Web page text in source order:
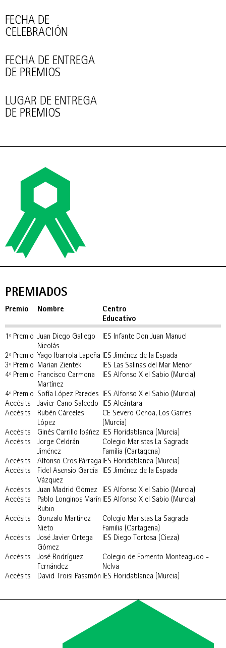
FECHA DE
CELEBRACIÓN
FECHA DE ENTREGA
DE PREMIOS
LUGAR DE ENTREGA
DE PREMIOS
PREMIADOS
Premio Nombre
Centro
Educativo
1º Premio Juan Diego Gallego
Nicolás
IES Infante Don Juan Manuel
2º Premio Yago Ibarrola Lapeña IES Jiménez de la Espada
3º Premio Marian Zientek
IES Las Salinas del Mar Menor
4º Premio Francisco Carmona
Martínez
IES Alfonso X el Sabio (Murcia)
4º Premio Sofía López Paredes IES Alfonso X el Sabio (Murcia)
Accésits
Javier Cano Salcedo
IES Alcántara
Accésits
Rubén Cárceles
López
CE Severo Ochoa, Los Garres
(Murcia)
Accésits
Ginés Carrillo Ibáñez IES Floridablanca (Murcia)
Accésits
Jorge Celdrán
Jiménez
Colegio Maristas La Sagrada
Familia (Cartagena)
Accésits
Alfonso Cros Párraga IES Floridablanca (Murcia)
Accésits
Fidel Asensio García
Vázquez
IES Jiménez de la Espada
Accésits Juan Madrid Gómez
IES Alfonso X el Sabio (Murcia)
Accésits
Pablo Longinos Marín
Rubio
IES Alfonso X el Sabio (Murcia)
Accésits
Gonzalo Martínez
Nieto
Colegio Maristas La Sagrada
Familia (Cartagena)
Accésits
José Javier Ortega
Gómez
IES Diego Tortosa (Cieza)
Accésits
José Rodríguez
Fernández
Colegio de Fomento Monteagudo -
Nelva
Accésits
David Troisi Pasamón IES Floridablanca (Murcia)